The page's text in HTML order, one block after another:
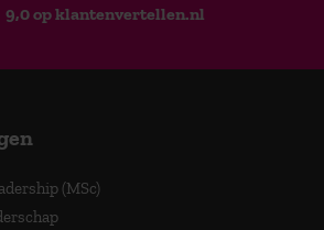
9,0 op klantenvertellen.nl
(MSc)